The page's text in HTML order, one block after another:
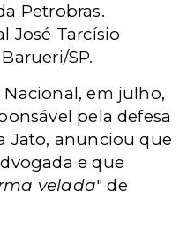
Petrobras.
José Tarcísio
SP.
em julho,
pela defesa
Jato, anunciou que
e que
velada" de